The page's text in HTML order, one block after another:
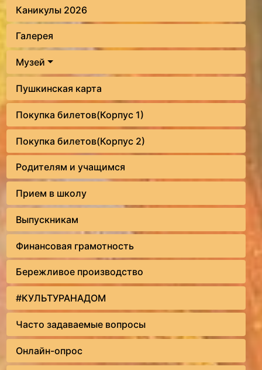
Каникулы 2026
Галерея
Музей
Пушкинская карта
Покупка билетов(Корпус 1)
Покупка билетов(Корпус 2)
Родителям и учащимся
Прием в школу
Выпускникам
Финансовая грамотность
Бережливое производство
#КУЛЬТУРАНАДОМ
Часто задаваемые вопросы
Онлайн-опрос